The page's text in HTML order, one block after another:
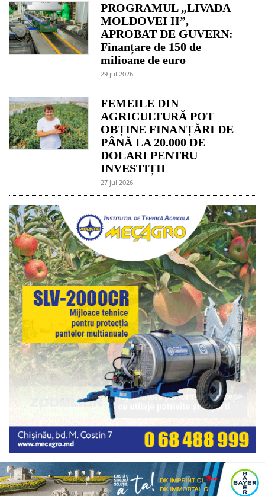
PROGRAMUL „LIVADA
MOLDOVEI II”,
APROBAT DE GUVERN:
Finanțare de 150 de
milioane de euro
29 jul 2026
FEMEILE DIN
AGRICULTURĂ POT
OBȚINE FINANȚĂRI DE
PÂNĂ LA 20.000 DE
DOLARI PENTRU
INVESTIȚII
27 jul 2026